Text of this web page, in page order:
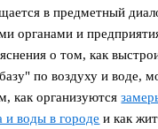
в предметный
органами и
о том, как
по воздуху и воде,
как организуются
и воды в городе и как